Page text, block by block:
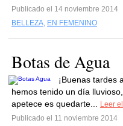
Publicado el 14 noviembre 2014
BELLEZA, EN FEMENINO
Botas de Agua
¡Buenas tardes
hemos tenido un día
apetece es quedarte...
Leer
Publicado el 11 noviembre 2014